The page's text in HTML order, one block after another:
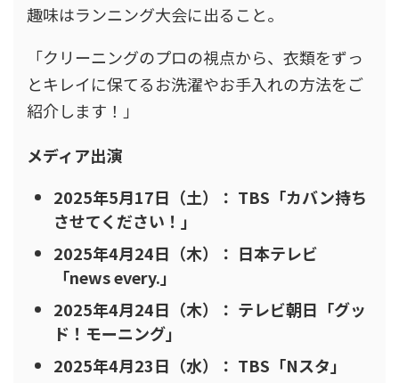
趣味はランニング大会に出ること。
「クリーニングのプロの視点から、衣類をずっ
とキレイに保てるお洗濯やお手入れの方法をご
紹介します！」
メディア出演
2025年5月17日（土）： TBS「カバン持ち
させてください！」
2025年4月24日（木）： 日本テレビ
「news every.」
2025年4月24日（木）： テレビ朝日「グッ
ド！モーニング」
2025年4月23日（水）： TBS「Nスタ」